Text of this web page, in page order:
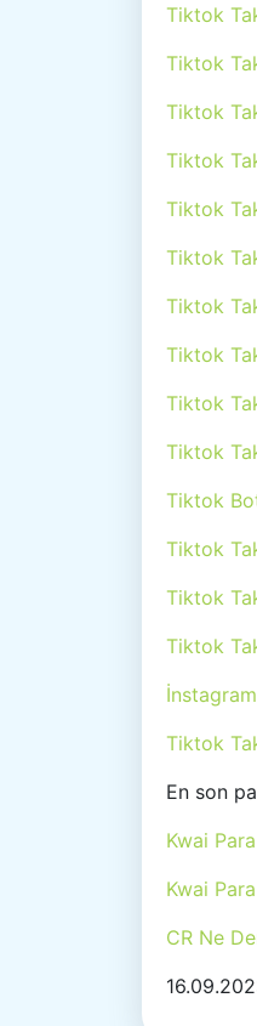
Tiktok
Tiktok
Tiktok
Tiktok
Tiktok
Tiktok
Tiktok
Tiktok
Tiktok
Tiktok
Tiktok
Tiktok
Tiktok
Tiktok
Tiktok
En son
Kwai
Kwai
CR Ne